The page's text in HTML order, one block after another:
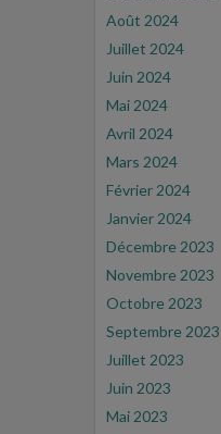
Août 2024
Juillet 2024
Juin 2024
Mai 2024
Avril 2024
Mars 2024
Février 2024
Janvier 2024
Décembre 2023
Novembre 2023
Octobre 2023
Septembre 2023
Juillet 2023
Juin 2023
Mai 2023